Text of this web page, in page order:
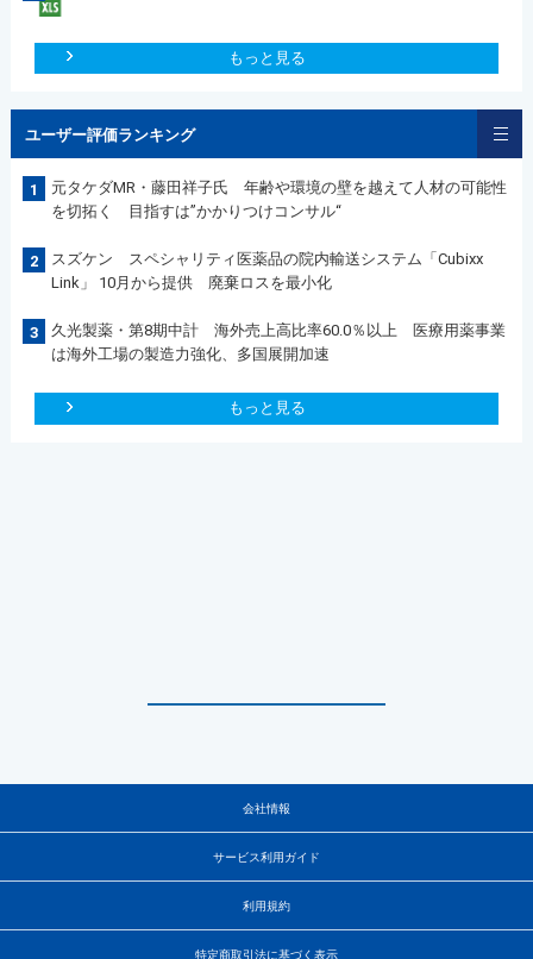
もっと見る
ユーザー評価ランキング
1
元タケダMR・藤田祥子氏 年齢や環境の壁を越えて人材の可能性
を切拓く 目指すは”かかりつけコンサル“
2
スズケン スペシャリティ医薬品の院内輸送システム「Cubixx
Link」 10月から提供 廃棄ロスを最小化
3
久光製薬・第8期中計 海外売上高比率60.0％以上 医療用薬事業
は海外工場の製造力強化、多国展開加速
もっと見る
会社情報
サービス利用ガイド
利用規約
特定商取引法に基づく表示